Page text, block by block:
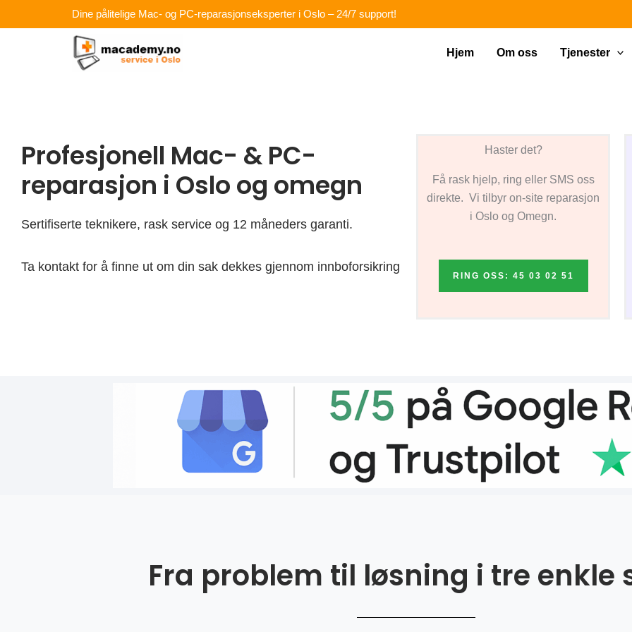
rett
Dine pålitelige Mac- og PC-reparasjonseksperter i Oslo – 24/7 support!
Hjem Om oss Tjenester
Profesjonell Mac- & PC-
reparasjon i Oslo og omegn
Sertifiserte teknikere, rask service og 12 måneders garanti.
Ta kontakt for å finne ut om din sak dekkes gjennom innboforsikring
Haster det?
Få rask hjelp, ring eller SMS oss
direkte. Vi tilbyr on-site reparasjon
i Oslo og Omegn.
RING OSS: 45 03 02 51
Fra problem til løsning i tre enkle